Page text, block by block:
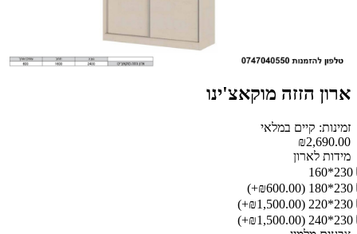
ארון הזזה מוקאצ'ינו
זמינות: קיים במלאי
₪2,690.00
מידות לארון
230*160
230*180
(₪600.00+)
230*220
(₪1,500.00+)
230*240
(₪1,500.00+)